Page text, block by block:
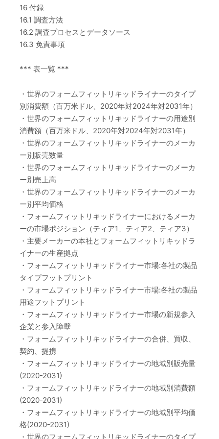
16 付録
16.1 調査方法
16.2 調査プロセスとデータソース
16.3 免責事項
*** 表一覧 ***
・世界のフォームフィットリキッドライナーのタイプ
別消費額（百万米ドル、2020年対2024年対2031年）
・世界のフォームフィットリキッドライナーの用途別
消費額（百万米ドル、2020年対2024年対2031年）
・世界のフォームフィットリキッドライナーのメーカ
ー別販売数量
・世界のフォームフィットリキッドライナーのメーカ
ー別売上高
・世界のフォームフィットリキッドライナーのメーカ
ー別平均価格
・フォームフィットリキッドライナーにおけるメーカ
ーの市場ポジション（ティア1、ティア2、ティア3）
・主要メーカーの本社とフォームフィットリキッドラ
イナーの生産拠点
・フォームフィットリキッドライナー市場:各社の製品
タイプフットプリント
・フォームフィットリキッドライナー市場:各社の製品
用途フットプリント
・フォームフィットリキッドライナー市場の新規参入
企業と参入障壁
・フォームフィットリキッドライナーの合併、買収、
契約、提携
・フォームフィットリキッドライナーの地域別販売量
(2020-2031)
・フォームフィットリキッドライナーの地域別消費額
(2020-2031)
・フォームフィットリキッドライナーの地域別平均価
格(2020-2031)
・世界のフォームフィットリキッドライナーのタイプ